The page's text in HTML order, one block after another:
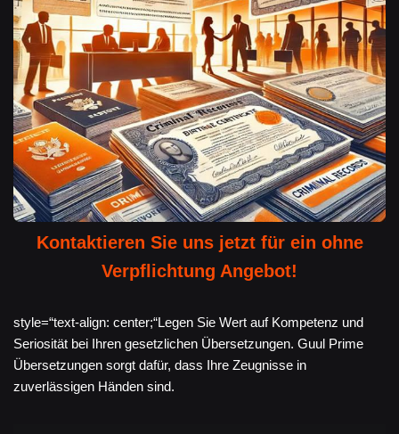
Kontaktieren Sie uns jetzt für ein ohne
Verpflichtung Angebot!
style=“text-align: center;“Legen Sie Wert auf Kompetenz und
Seriosität bei Ihren gesetzlichen Übersetzungen. Guul Prime
Übersetzungen sorgt dafür, dass Ihre Zeugnisse in
zuverlässigen Händen sind.